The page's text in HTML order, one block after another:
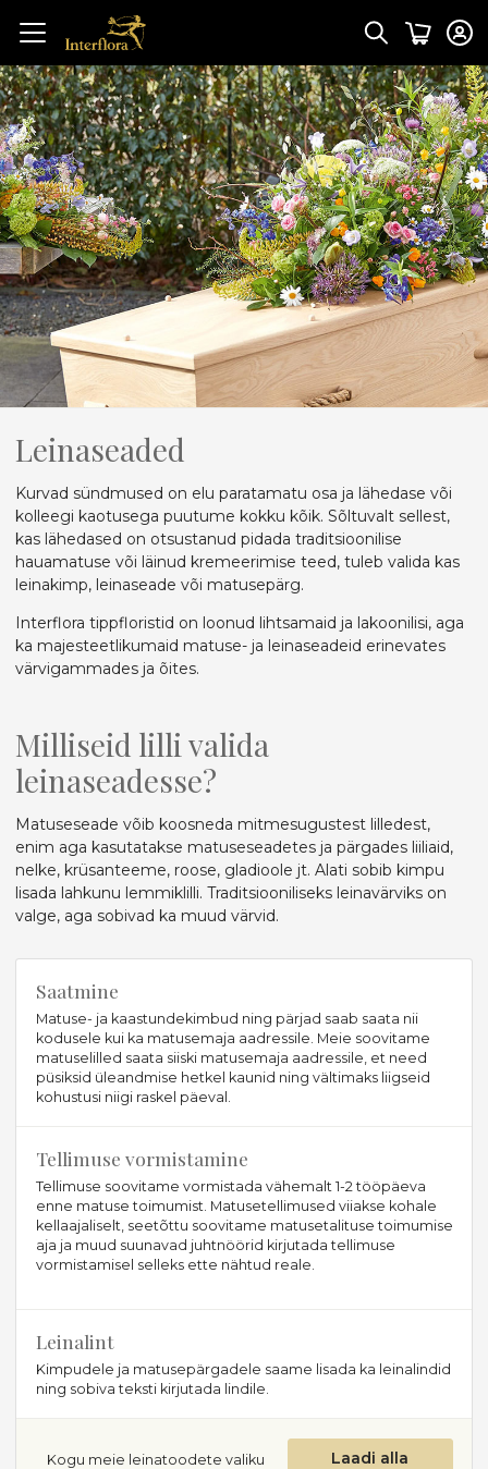
Leinaseaded
Kurvad sündmused on elu paratamatu osa ja lähedase või
kolleegi kaotusega puutume kokku kõik. Sõltuvalt sellest,
kas lähedased on otsustanud pidada traditsioonilise
hauamatuse või läinud kremeerimise teed, tuleb valida kas
leinakimp, leinaseade või matusepärg.
Interflora tippfloristid on loonud lihtsamaid ja lakoonilisi, aga
ka majesteetlikumaid matuse- ja leinaseadeid erinevates
värvigammades ja õites.
Milliseid lilli valida
leinaseadesse?
Matuseseade võib koosneda mitmesugustest lilledest,
enim aga kasutatakse matuseseadetes ja pärgades liiliaid,
nelke, krüsanteeme, roose, gladioole jt. Alati sobib kimpu
lisada lahkunu lemmiklilli. Traditsiooniliseks leinavärviks on
valge, aga sobivad ka muud värvid.
Saatmine
Matuse- ja kaastundekimbud ning pärjad saab saata nii
kodusele kui ka matusemaja aadressile. Meie soovitame
matuselilled saata siiski matusemaja aadressile, et need
püsiksid üleandmise hetkel kaunid ning vältimaks liigseid
kohustusi niigi raskel päeval.
Tellimuse vormistamine
Tellimuse soovitame vormistada vähemalt 1-2 tööpäeva
enne matuse toimumist. Matusetellimused viiakse kohale
kellaajaliselt, seetõttu soovitame matusetalituse toimumise
aja ja muud suunavad juhtnöörid kirjutada tellimuse
vormistamisel selleks ette nähtud reale.
Leinalint
Kimpudele ja matusepärgadele saame lisada ka leinalindid
ning sobiva teksti kirjutada lindile.
Kogu meie leinatoodete valiku
Laadi alla